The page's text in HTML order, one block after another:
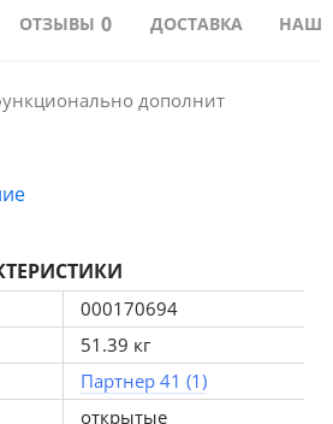
ОТЗЫВЫ 0 ДОСТАВКА
дополнит
и практичным местом для
000170694
51.39 кг
Партнер 41 (1)
открытые